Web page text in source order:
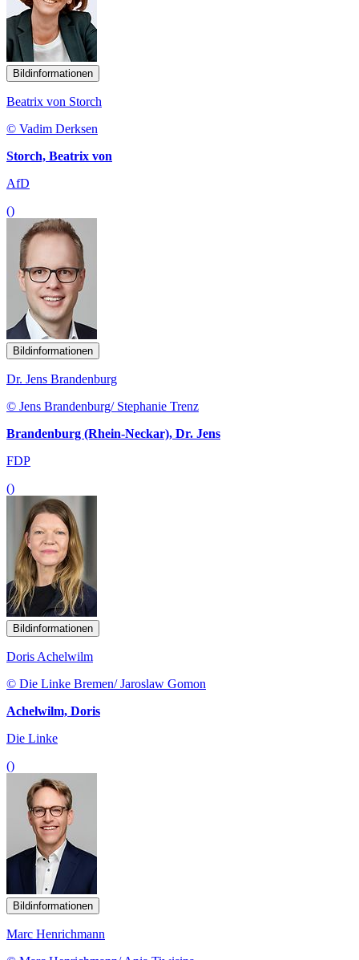
Bildinformationen
Beatrix von Storch
© Vadim Derksen
Storch, Beatrix von
AfD
()
Bildinformationen
Dr. Jens Brandenburg
© Jens Brandenburg/ Stephanie Trenz
Brandenburg (Rhein-Neckar), Dr. Jens
FDP
()
Bildinformationen
Doris Achelwilm
© Die Linke Bremen/ Jaroslaw Gomon
Achelwilm, Doris
Die Linke
()
Bildinformationen
Marc Henrichmann